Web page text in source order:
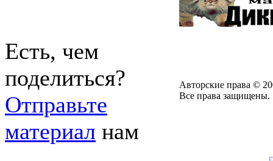
Есть, чем
поделиться?
Отправьте
материал нам
Авторские права ©
Все права защищены.